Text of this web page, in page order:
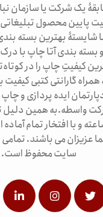
یک شرکت یا سازمان
پایین محصول
شایستۀ بهترین بسته
بندی آتا چاپ با
کیفیتِ چاپ را در
گارانتی کتبی کیفیت
ایده پردازی و
واسطه.به همین دلیل
۲۴ ساعته و با افتخار تمام
عزیزان می باشند.
سایت محفوظ است.